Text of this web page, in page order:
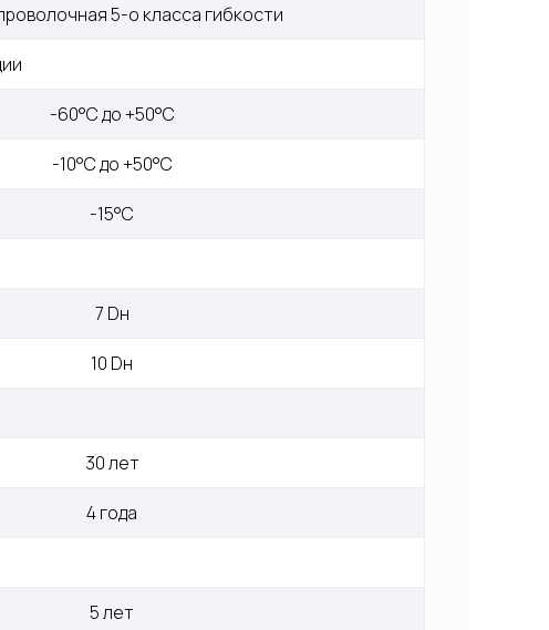
5-о класса гибкости
-60°С до +50°С
-10°С до +50°С
-15°С
7 Dн
10 Dн
30 лет
4 года
5 лет